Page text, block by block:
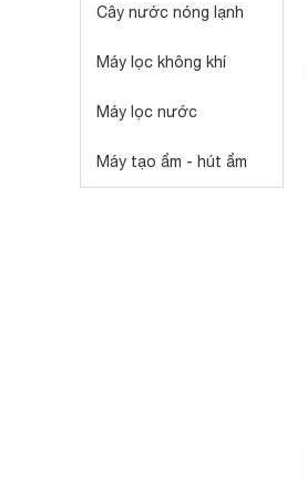
Cây nước nóng lạnh
Máy lọc không khí
Máy lọc nước
Máy tạo ẩm - hút ẩm